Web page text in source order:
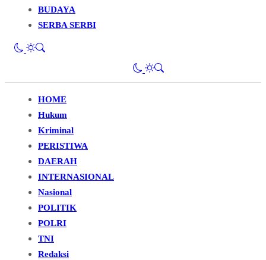
BUDAYA
SERBA SERBI
HOME
Hukum
Kriminal
PERISTIWA
DAERAH
INTERNASIONAL
Nasional
POLITIK
POLRI
TNI
Redaksi